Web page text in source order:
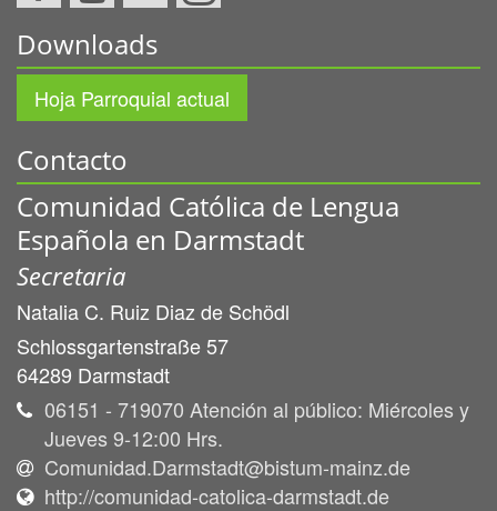
Downloads
Hoja Parroquial actual
Contacto
Comunidad Católica de Lengua
Española en Darmstadt
Secretaria
Natalia C. Ruiz Diaz de Schödl
Schlossgartenstraße 57
64289 Darmstadt
06151 - 719070 Atención al público: Miércoles y
Jueves 9-12:00 Hrs.
Comunidad.Darmstadt@bistum-mainz.de
http://comunidad-catolica-darmstadt.de